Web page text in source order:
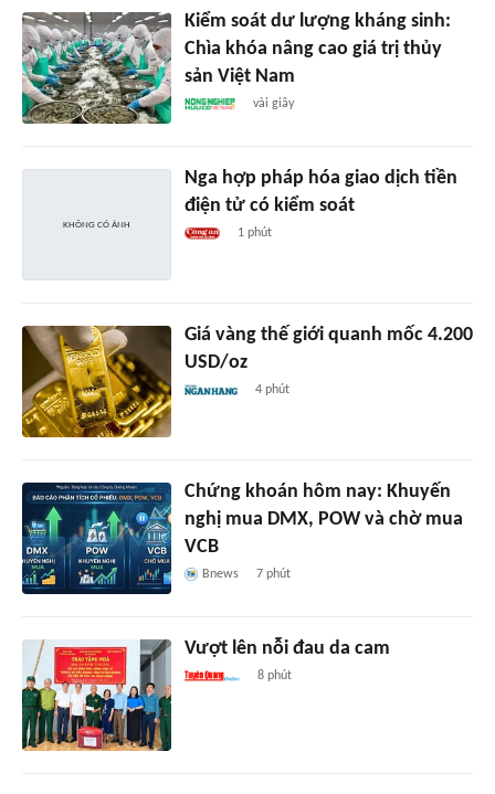
Kiểm soát dư lượng kháng sinh:
Chìa khóa nâng cao giá trị thủy
sản Việt Nam
vài giây
Nga hợp pháp hóa giao dịch tiền
điện tử có kiểm soát
1 phút
Giá vàng thế giới quanh mốc 4.200
USD/oz
4 phút
Chứng khoán hôm nay: Khuyến
nghị mua DMX, POW và chờ mua
VCB
Bnews 7 phút
Vượt lên nỗi đau da cam
8 phút